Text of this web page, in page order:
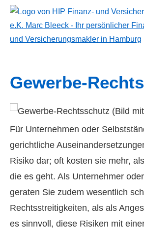
Gewerbe-
Für Unternehmen oder
gerichtliche
Risiko dar; oft kosten sie mehr,
die es geht. Als Unternehmer
geraten Sie zudem wesentlich
Rechtsstreitigkeiten, als als
es sinnvoll, diese Risiken mit